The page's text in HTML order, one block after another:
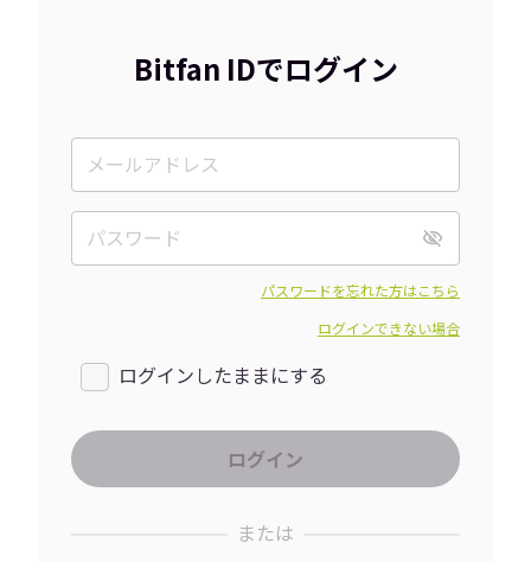
Bitfan IDでログイン
パスワードを忘れた方はこちら
ログインできない場合
ログインしたままにする
または